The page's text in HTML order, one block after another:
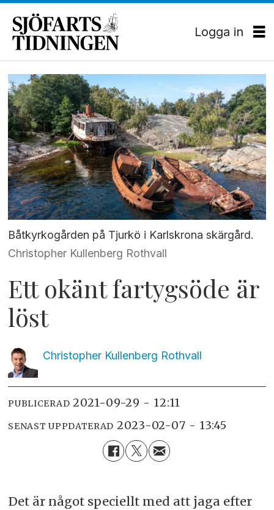
Logga in
Båtkyrkogården på Tjurkö i Karlskrona skärgård.
Christopher Kullenberg Rothvall
Ett okänt fartygsöde är
löst
Christopher Kullenberg Rothvall
PUBLICERAD 2021-09-29 - 12:11
SENAST UPPDATERAD 2023-02-07 - 13:45
Det är något speciellt med att jaga efter